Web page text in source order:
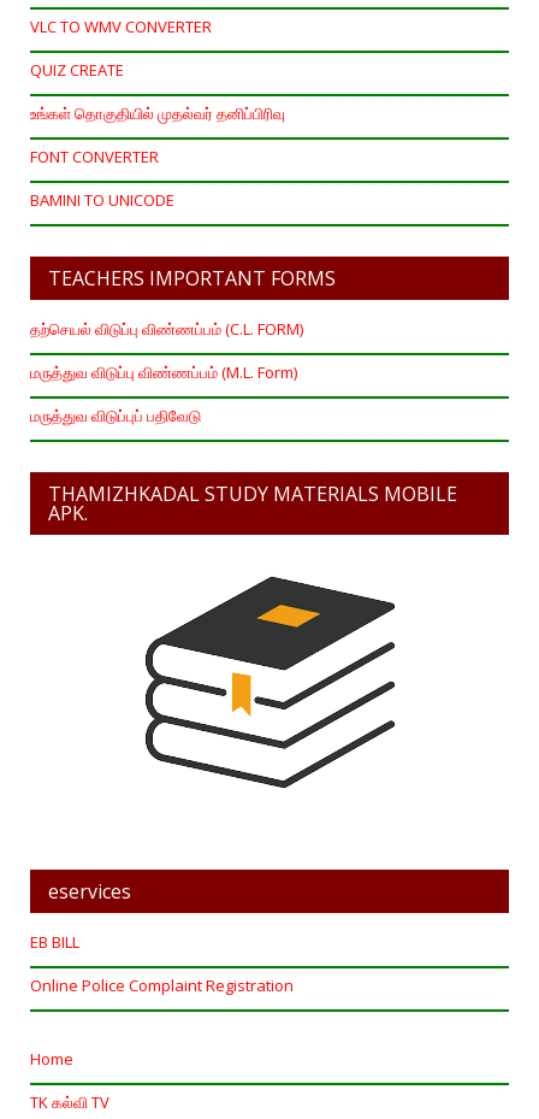
VLC TO WMV CONVERTER
QUIZ CREATE
உங்கள் தொகுதியில் முதல்வர் தனிப்பிரிவு
FONT CONVERTER
BAMINI TO UNICODE
TEACHERS IMPORTANT FORMS
தற்செயல் விடுப்பு விண்ணப்பம் (C.L. FORM)
மருத்துவ விடுப்பு விண்ணப்பம் (M.L. Form)
மருத்துவ விடுப்புப் பதிவேடு
THAMIZHKADAL STUDY MATERIALS MOBILE
APK.
eservices
EB BILL
Online Police Complaint Registration
Home
TK கல்வி TV